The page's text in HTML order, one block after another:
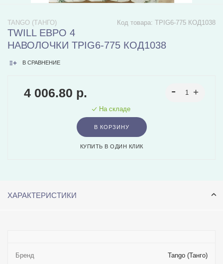
Код товара: TPIG6-775 КОД1038
TANGO (ТАНГО)
TWILL ЕВРО 4
НАВОЛОЧКИ TPIG6-775 КОД1038
В СРАВНЕНИЕ
4 006.80 р.
На складе
В КОРЗИНУ
КУПИТЬ В ОДИН КЛИК
ХАРАКТЕРИСТИКИ
Бренд Tango (Танго)